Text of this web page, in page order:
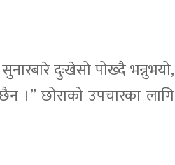
दुःखेसो पोख्दै भन्नुभयो,
।” छोराको उपचारका लागि